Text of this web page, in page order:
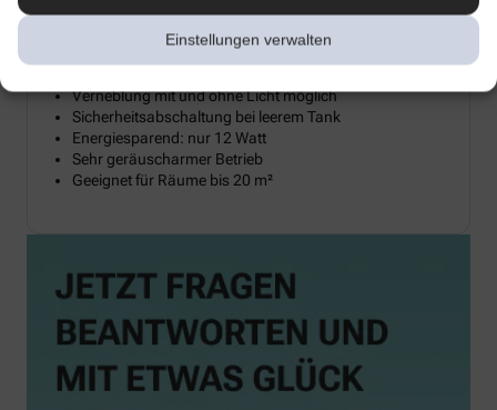
Einstellungen verwalten
Wellnesslicht mit Farbwechsel für eine angenehme
Zur Raumbeduftung mit Aromaölen geeignet
Verneblung mit und ohne Licht möglich
Sicherheitsabschaltung bei leerem Tank
Energiesparend: nur 12 Watt
Sehr geräuscharmer Betrieb
Geeignet für Räume bis 20 m²